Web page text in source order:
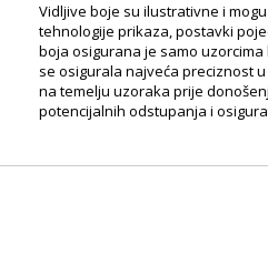
Vidljive boje su ilustrativne i
tehnologije prikaza, postavki
boja osigurana je samo
se osigurala najveća preciznost
na temelju uzoraka prije
potencijalnih odstupanja i